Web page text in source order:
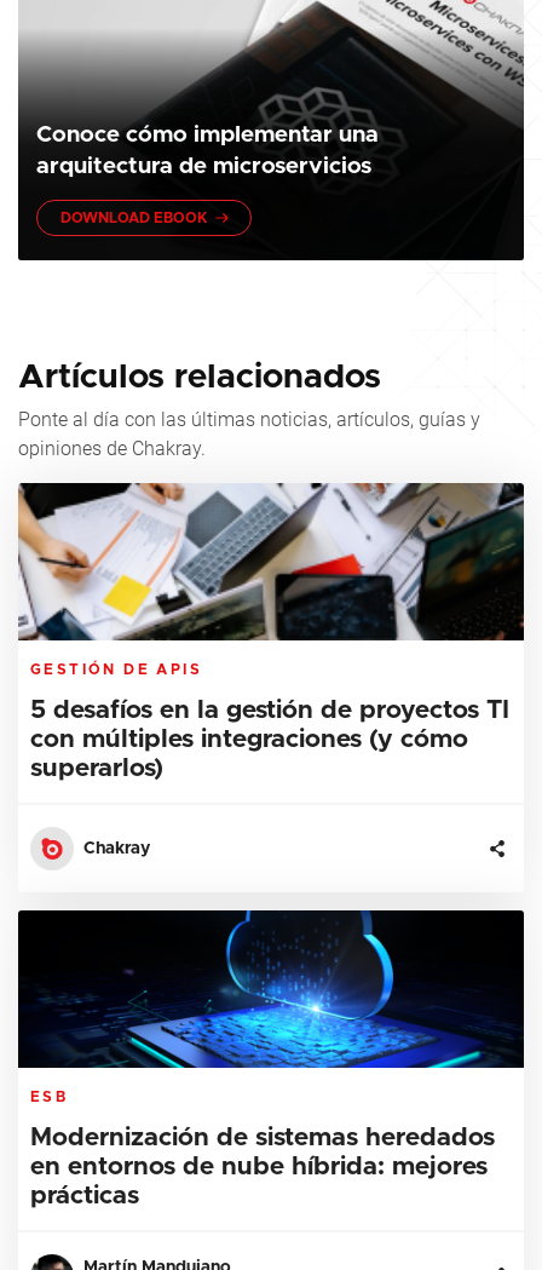
Conoce cómo implementar una
arquitectura de microservicios
DOWNLOAD EBOOK
Artículos relacionados
Ponte al día con las últimas noticias, artículos, guías y
opiniones de Chakray.
GESTIÓN DE APIS
5 desafíos en la gestión de proyectos TI
con múltiples integraciones (y cómo
superarlos)
Chakray
ESB
Modernización de sistemas heredados
en entornos de nube híbrida: mejores
prácticas